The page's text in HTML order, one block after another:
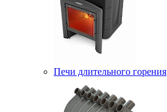
Печи длительного горения